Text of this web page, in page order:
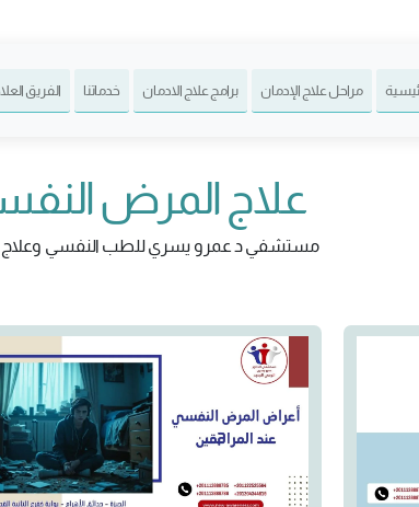
مراحل علاج الإدمان برامج علاج الادمان خدماتنا الفريق
علاج المرض
مستشفي د عمرو يسري للطب النفسي وعلاج